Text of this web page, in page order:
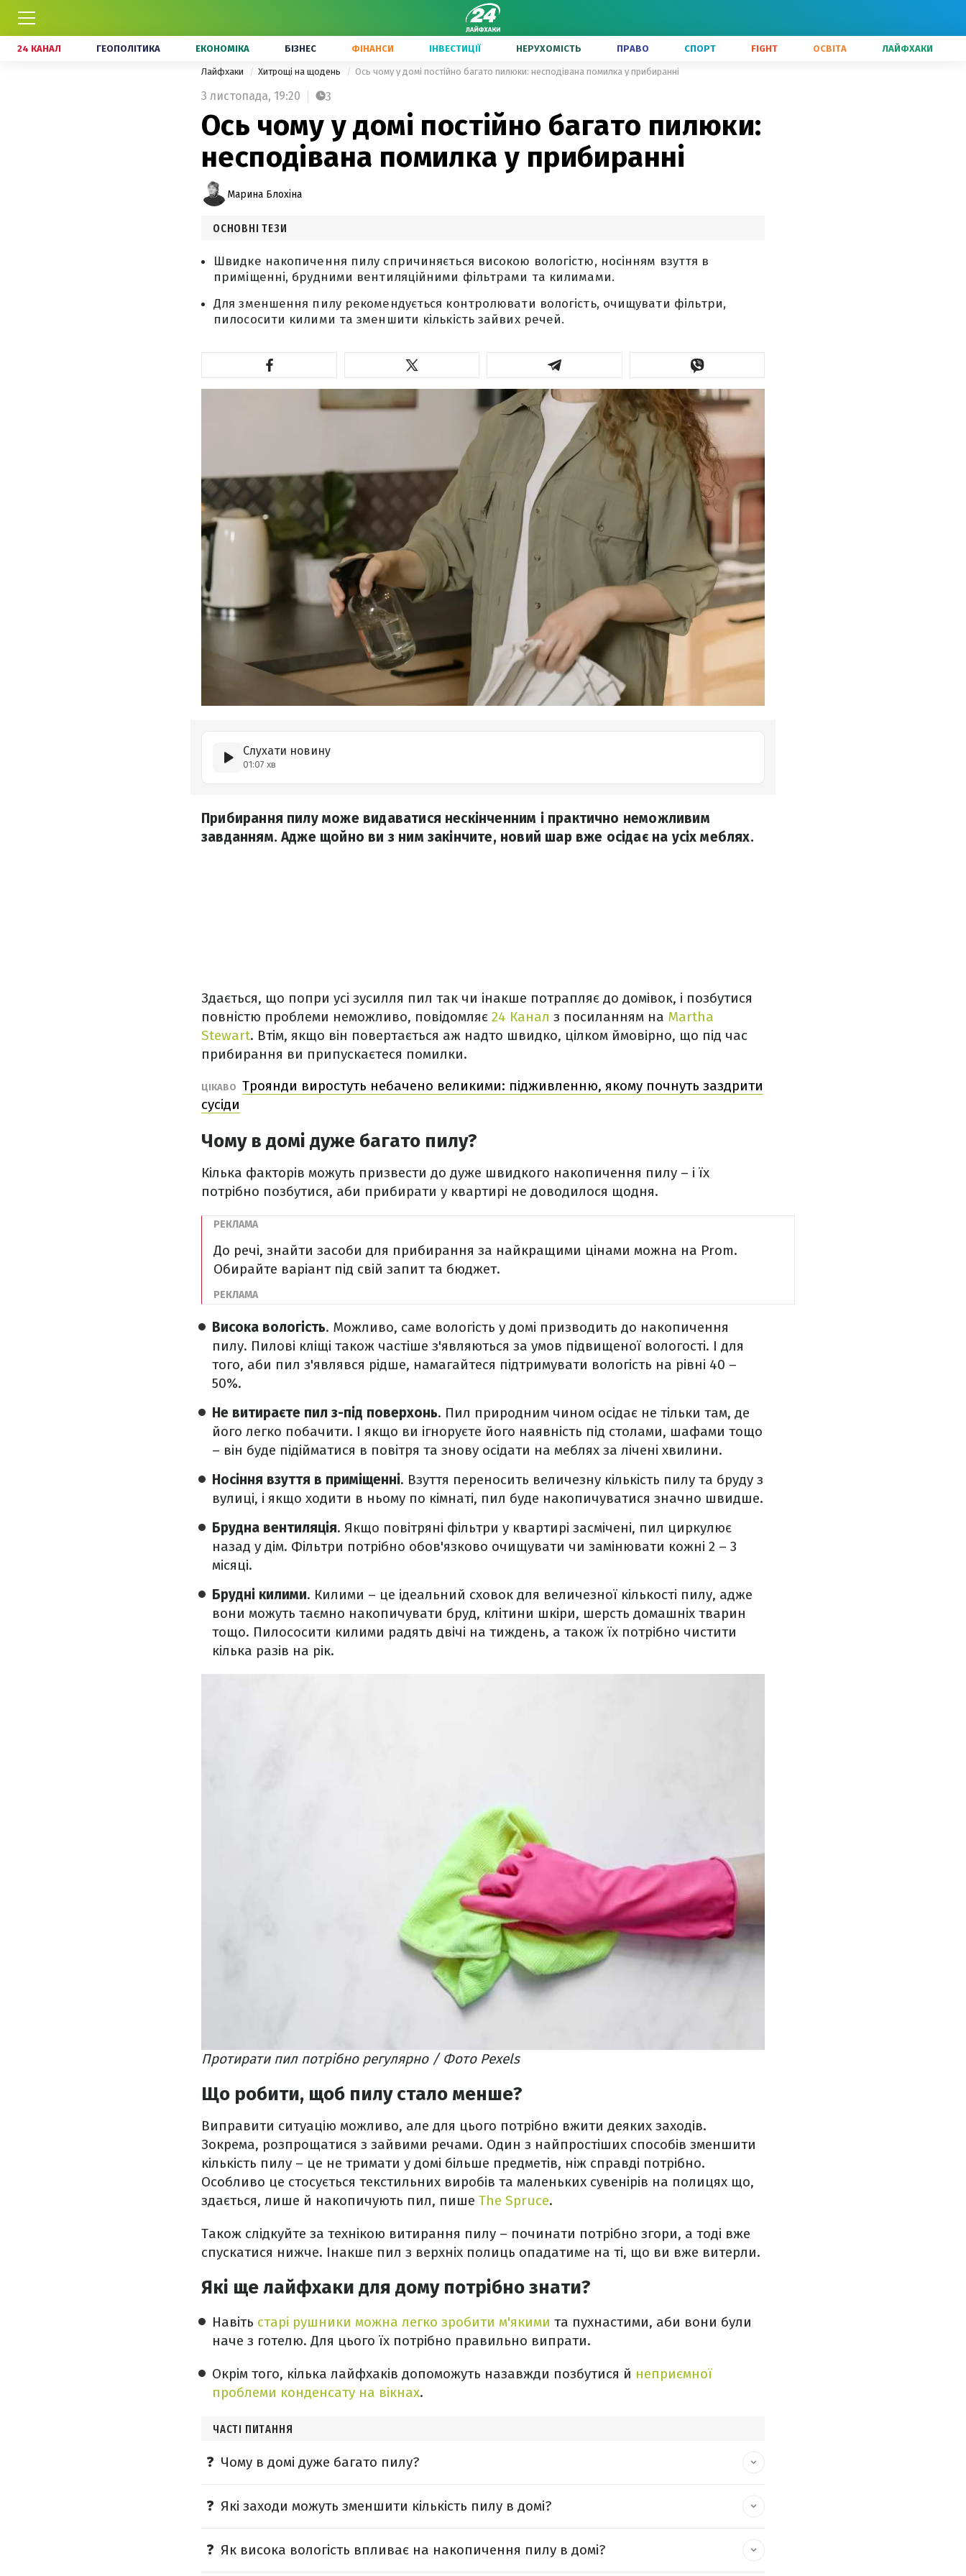
24 КАНАЛ ГЕОПОЛІТИКА ЕКОНОМІКА БІЗНЕС ФІНАНСИ ІНВЕСТИЦІЇ НЕРУХОМІСТЬ ПРАВО СПОРТ FIGHT ОСВІТА ЛАЙФХАКИ
Лайфхаки Хитрощі на щодень Ось чому у домі постійно багато пилюки: несподівана помилка у прибиранні
3 листопада, 19:20 3
Ось чому у домі постійно багато пилюки:
несподівана помилка у прибиранні
Марина Блохіна
ОСНОВНІ ТЕЗИ
Швидке накопичення пилу спричиняється високою вологістю, носінням взуття в
приміщенні, брудними вентиляційними фільтрами та килимами.
Для зменшення пилу рекомендується контролювати вологість, очищувати фільтри,
пилососити килими та зменшити кількість зайвих речей.
Слухати новину
01:07 хв
Прибирання пилу може видаватися нескінченним і практично неможливим
завданням. Адже щойно ви з ним закінчите, новий шар вже осідає на усіх меблях.
Здається, що попри усі зусилля пил так чи інакше потрапляє до домівок, і позбутися
повністю проблеми неможливо, повідомляє 24 Канал з посиланням на Martha
Stewart. Втім, якщо він повертається аж надто швидко, цілком ймовірно, що під час
прибирання ви припускаєтеся помилки.
ЦІКАВО Троянди виростуть небачено великими: підживленню, якому почнуть заздрити
сусіди
Чому в домі дуже багато пилу?
Кілька факторів можуть призвести до дуже швидкого накопичення пилу – і їх
потрібно позбутися, аби прибирати у квартирі не доводилося щодня.
До речі, знайти засоби для прибирання за найкращими цінами можна на Prom.
Обирайте варіант під свій запит та бюджет.
Висока вологість. Можливо, саме вологість у домі призводить до накопичення
пилу. Пилові кліщі також частіше з'являються за умов підвищеної вологості. І для
того, аби пил з'являвся рідше, намагайтеся підтримувати вологість на рівні 40 –
50%.
Не витираєте пил з-під поверхонь. Пил природним чином осідає не тільки там, де
його легко побачити. І якщо ви ігноруєте його наявність під столами, шафами тощо
– він буде підійматися в повітря та знову осідати на меблях за лічені хвилини.
Носіння взуття в приміщенні. Взуття переносить величезну кількість пилу та бруду з
вулиці, і якщо ходити в ньому по кімнаті, пил буде накопичуватися значно швидше.
Брудна вентиляція. Якщо повітряні фільтри у квартирі засмічені, пил циркулює
назад у дім. Фільтри потрібно обов'язково очищувати чи замінювати кожні 2 – 3
місяці.
Брудні килими. Килими – це ідеальний сховок для величезної кількості пилу, адже
вони можуть таємно накопичувати бруд, клітини шкіри, шерсть домашніх тварин
тощо. Пилососити килими радять двічі на тиждень, а також їх потрібно чистити
кілька разів на рік.
Протирати пил потрібно регулярно / Фото Pexels
Що робити, щоб пилу стало менше?
Виправити ситуацію можливо, але для цього потрібно вжити деяких заходів.
Зокрема, розпрощатися з зайвими речами. Один з найпростіших способів зменшити
кількість пилу – це не тримати у домі більше предметів, ніж справді потрібно.
Особливо це стосується текстильних виробів та маленьких сувенірів на полицях що,
здається, лише й накопичують пил, пише The Spruce.
Також слідкуйте за технікою витирання пилу – починати потрібно згори, а тоді вже
спускатися нижче. Інакше пил з верхніх полиць опадатиме на ті, що ви вже витерли.
Які ще лайфхаки для дому потрібно знати?
Навіть старі рушники можна легко зробити м'якими та пухнастими, аби вони були
наче з готелю. Для цього їх потрібно правильно випрати.
Окрім того, кілька лайфхаків допоможуть назавжди позбутися й неприємної
проблеми конденсату на вікнах.
ЧАСТІ ПИТАННЯ
Чому в домі дуже багато пилу?
Які заходи можуть зменшити кількість пилу в домі?
Як висока вологість впливає на накопичення пилу в домі?